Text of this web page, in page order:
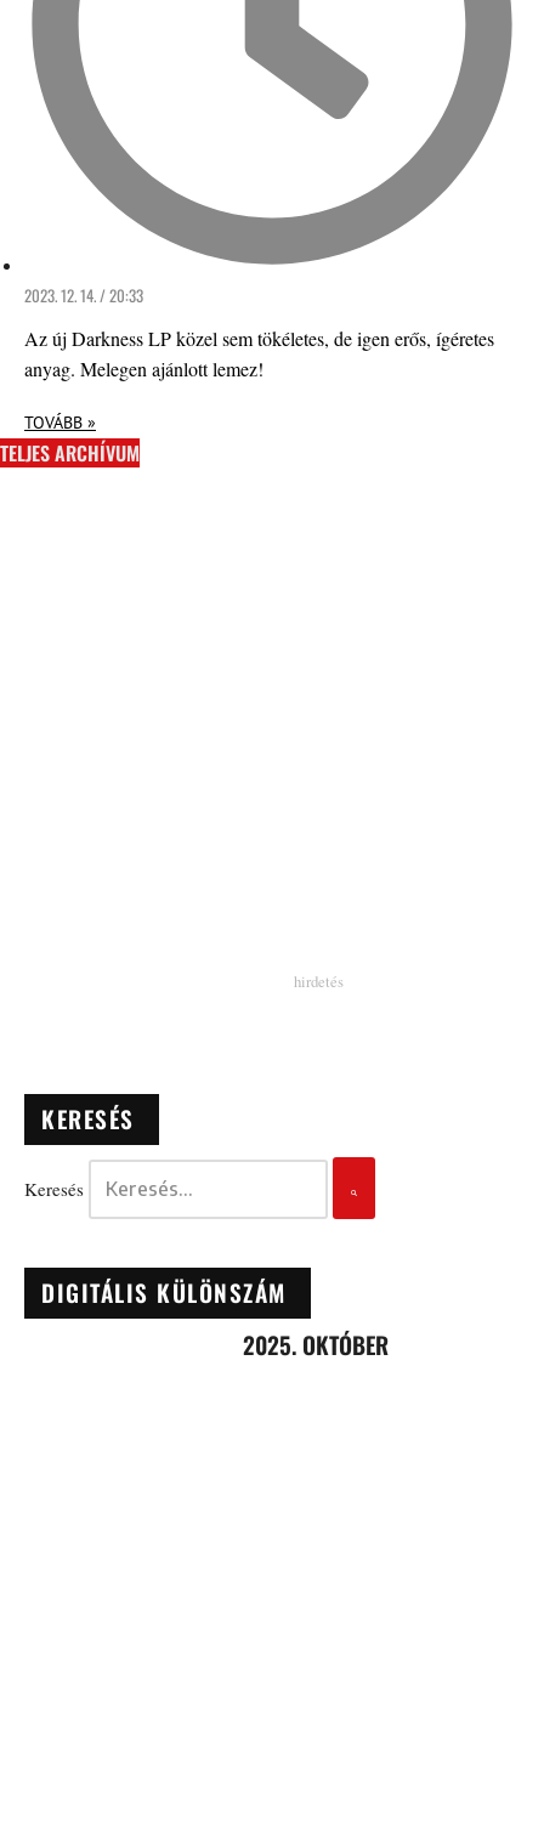
2023. 12. 14. / 20:33
Az új Darkness LP közel sem tökéletes, de igen erős, ígéretes
anyag. Melegen ajánlott lemez!
TOVÁBB »
TELJES ARCHÍVUM
KERESÉS
Keresés
DIGITÁLIS KÜLÖNSZÁM
2025. OKTÓBER